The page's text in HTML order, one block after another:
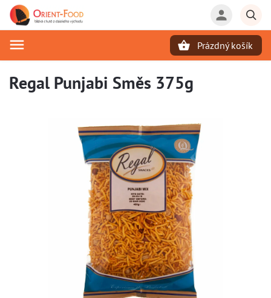
Prázdný košík
Regal Punjabi Směs 375g